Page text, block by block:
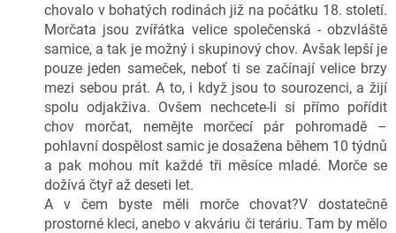
chovalo v bohatých rodinách již na počátku 18. století.
Morčata jsou zvířátka velice společenská - obzvláště
samice, a tak je možný i skupinový chov. Avšak lepší je
pouze jeden sameček, neboť ti se začínají velice brzy
mezi sebou prát. A to, i když jsou to sourozenci, a žijí
spolu odjakživa. Ovšem nechcete-li si přímo pořídit
chov morčat, nemějte morčecí pár pohromadě –
pohlavní dospělost samic je dosažena během 10 týdnů
a pak mohou mít každé tři měsíce mladé. Morče se
dožívá čtyř až deseti let.
A v čem byste měli morče chovat?V dostatečně
prostorné kleci, anebo v akváriu či teráriu. Tam by mělo